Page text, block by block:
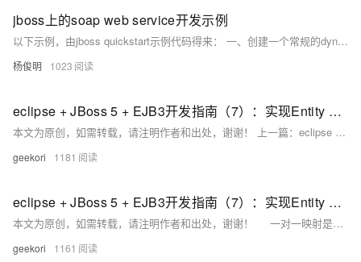
jboss上的soap web service开发示例
以下示例，由jboss quickstart示例代码得来： 一、创建一个常规的dynamic web项目，建议支持maven ，项目的关键属性参考下图： 二、定义服务接口及参数对象 HelloWorldService 1 package org.
杨俊明 1023
eclipse + JBoss 5 + EJB3开发指南（7）：实现Entity Bean的一对一（one-to-one）映射
本文为原创，如需转载，请注明作者和出处，谢谢！ 上一篇：eclipse + JBoss 5 + EJB3开发指南（6）：编写第一个实体Bean程序 一对一映射是很常用的。
geekori 1181
eclipse + JBoss 5 + EJB3开发指南（7）：实现Entity Bean的一对一（on
本文为原创，如需转载，请注明作者和出处，谢谢！ 一对一映射是很常用的。在一般情况下，一个主表通过外键和从表形成一对一的关系。在EJB3中使用@OneToOne注释来映射。
geekori 1161